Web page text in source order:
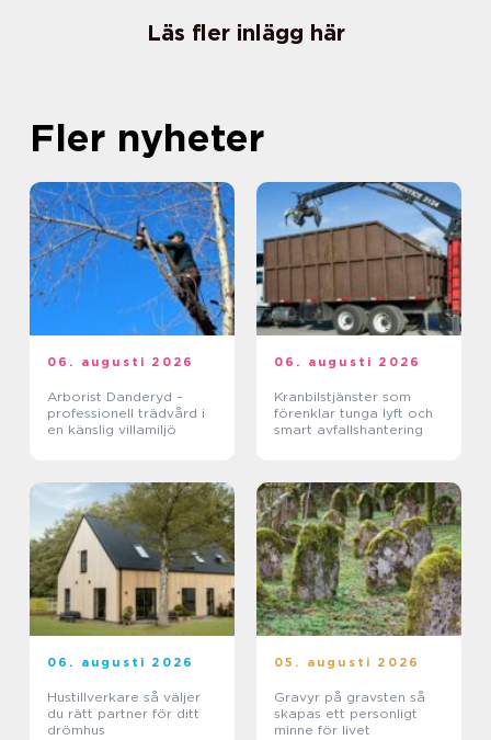
Läs fler inlägg här
Fler nyheter
06. augusti 2026
Arborist Danderyd –
professionell trädvård i
en känslig villamiljö
06. augusti 2026
Kranbilstjänster som
förenklar tunga lyft och
smart avfallshantering
06. augusti 2026
Hustillverkare så väljer
du rätt partner för ditt
drömhus
05. augusti 2026
Gravyr på gravsten så
skapas ett personligt
minne för livet